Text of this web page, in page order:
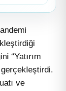
“Yatırım
ve